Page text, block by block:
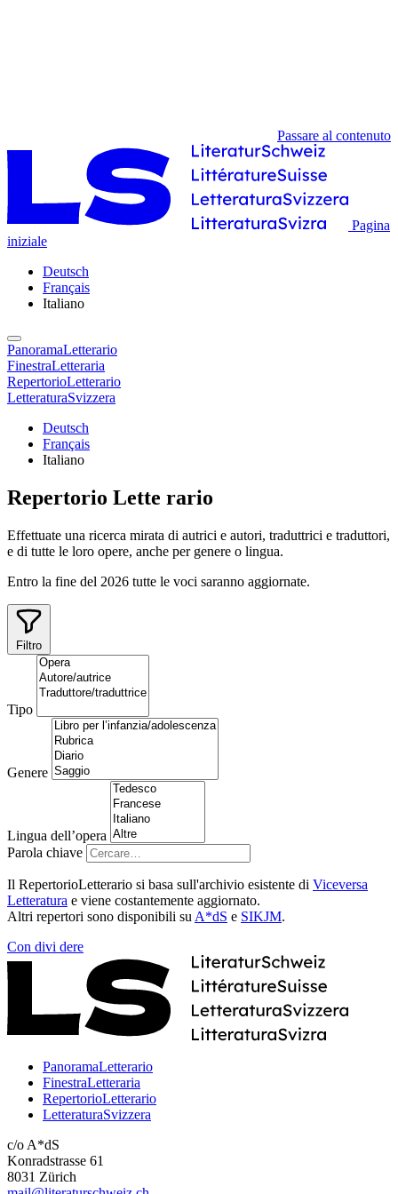
Passare al contenuto
Pagina
iniziale
Deutsch
Français
Italiano
PanoramaLetterario
FinestraLetteraria
RepertorioLetterario
LetteraturaSvizzera
Deutsch
Français
Italiano
Repertorio Lette rario
Effettuate una ricerca mirata di autrici e autori, traduttrici e traduttori,
e di tutte le loro opere, anche per genere o lingua.
Entro la fine del 2026 tutte le voci saranno aggiornate.
Filtro
Tipo
Genere
Lingua dell’opera
Parola chiave
Il RepertorioLetterario si basa sull'archivio esistente di Viceversa
Letteratura e viene costantemente aggiornato.
Altri repertori sono disponibili su A*dS e SIKJM.
Con divi dere
PanoramaLetterario
FinestraLetteraria
RepertorioLetterario
LetteraturaSvizzera
c/o A*dS
Konradstrasse 61
8031 Zürich